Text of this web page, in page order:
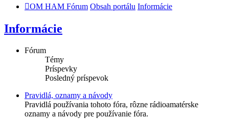
OM HAM Fórum Obsah portálu Informácie
Informácie
Fórum
Témy
Príspevky
Posledný príspevok
Pravidlá, oznamy a návody
Pravidlá používania tohoto fóra, rôzne rádioamatérske
oznamy a návody pre používanie fóra.